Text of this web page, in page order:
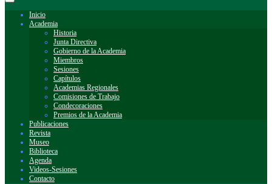
Inicio
Academia
Historia
Junta Directiva
Gobierno de la Academia
Miembros
Sesiones
Capítulos
Academias Regionales
Comisiones de Trabajo
Condecoraciones
Premios de la Academia
Publicaciones
Revista
Museo
Biblioteca
Agenda
Videos-Sesiones
Contacto